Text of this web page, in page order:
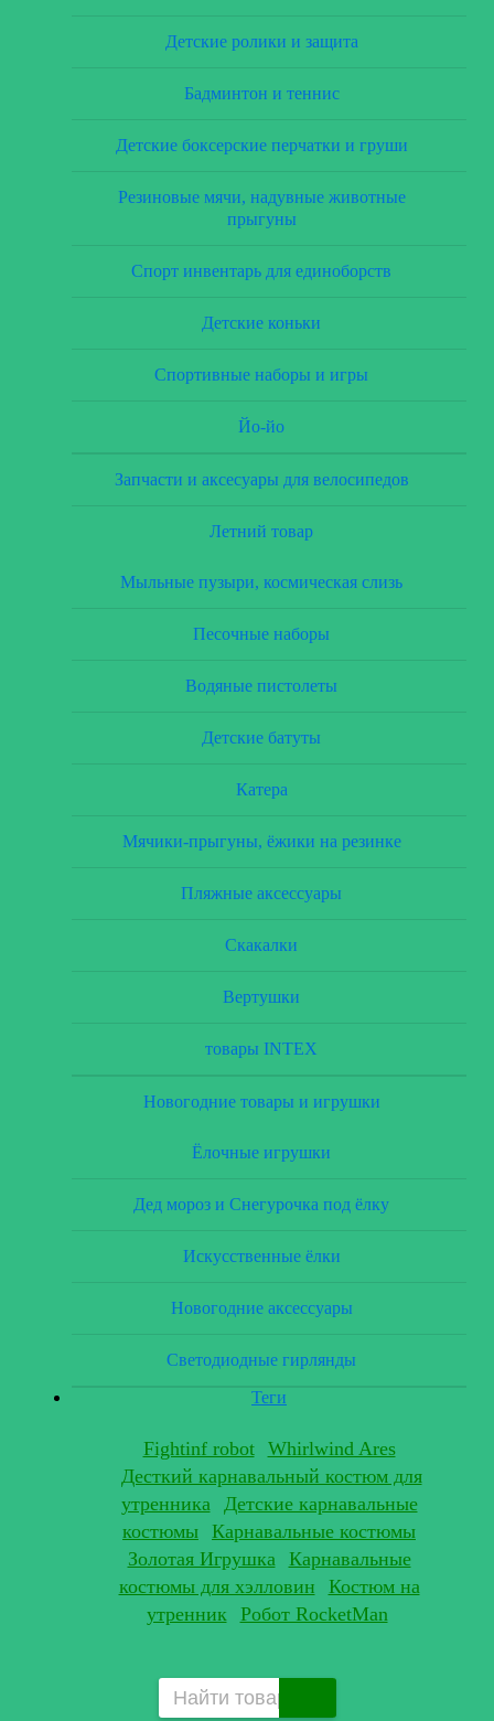
Детские ролики и защита
Бадминтон и теннис
Детские боксерские перчатки и груши
Резиновые мячи, надувные животные
прыгуны
Спорт инвентарь для единоборств
Детские коньки
Спортивные наборы и игры
Йо-йо
Запчасти и аксесуары для велосипедов
Летний товар
Мыльные пузыри, космическая слизь
Песочные наборы
Водяные пистолеты
Детские батуты
Катера
Мячики-прыгуны, ёжики на резинке
Пляжные аксессуары
Скакалки
Вертушки
товары INTEX
Новогодние товары и игрушки
Ёлочные игрушки
Дед мороз и Снегурочка под ёлку
Искусственные ёлки
Новогодние аксессуары
Светодиодные гирлянды
Теги
Fightinf robot
Whirlwind Ares
Десткий карнавальный костюм для
утренника
Детские карнавальные
костюмы Карнавальные костюмы
Золотая Игрушка
Карнавальные
костюмы для хэлловин
Костюм на
утренник
Робот RocketMan